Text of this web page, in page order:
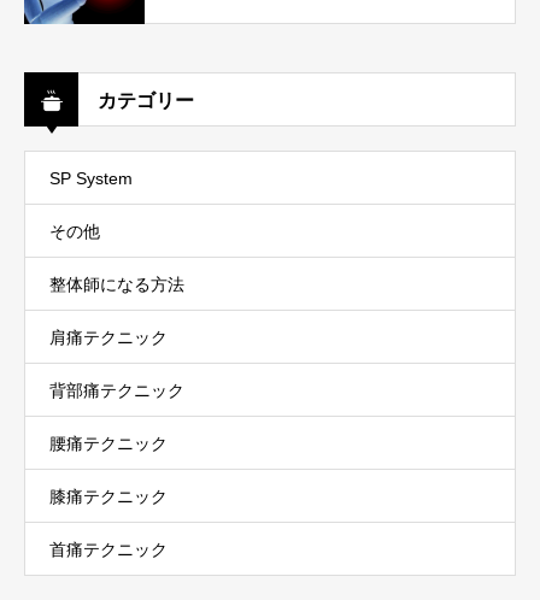
カテゴリー
SP System
その他
整体師になる方法
肩痛テクニック
背部痛テクニック
腰痛テクニック
膝痛テクニック
首痛テクニック